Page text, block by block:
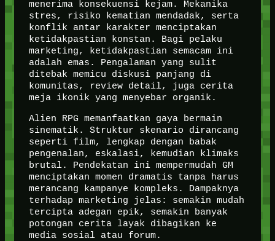
menerima konsekuensi kejam. Mekanika
stres, risiko kematian mendadak, serta
konflik antar karakter menciptakan
ketidakpastian konstan. Bagi pelaku
marketing, ketidakpastian semacam ini
adalah emas. Pengalaman yang sulit
ditebak memicu diskusi panjang di
komunitas, review detail, juga cerita
meja ikonik yang menyebar organik.
Alien RPG memanfaatkan gaya bermain
sinematik. Struktur skenario dirancang
seperti film, lengkap dengan babak
pengenalan, eskalasi, kemudian klimaks
brutal. Pendekatan ini mempermudah GM
menciptakan momen dramatis tanpa harus
merancang kampanye kompleks. Dampaknya
terhadap marketing jelas: semakin mudah
tercipta adegan epik, semakin banyak
potongan cerita layak dibagikan ke
media sosial atau forum.